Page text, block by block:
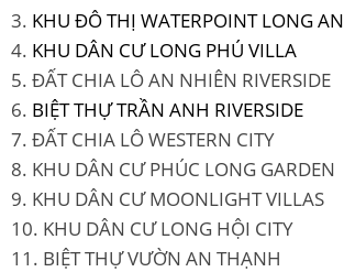
3. KHU ĐÔ THỊ WATERPOINT LONG AN
4. KHU DÂN CƯ LONG PHÚ VILLA
5. ĐẤT CHIA LÔ AN NHIÊN RIVERSIDE
6. BIỆT THỰ TRẦN ANH RIVERSIDE
7. ĐẤT CHIA LÔ WESTERN CITY
8. KHU DÂN CƯ PHÚC LONG GARDEN
9. KHU DÂN CƯ MOONLIGHT VILLAS
10. KHU DÂN CƯ LONG HỘI CITY
11. BIỆT THỰ VƯỜN AN THẠNH